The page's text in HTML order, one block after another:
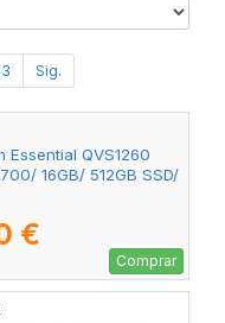
Sig.
Essential QVS1260
16GB/ 512GB SSD/
€
Comprar